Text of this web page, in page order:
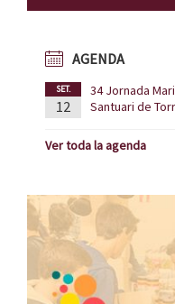
AGENDA
SET.
12
34 Jornada
Santuari de
Ver toda la agenda